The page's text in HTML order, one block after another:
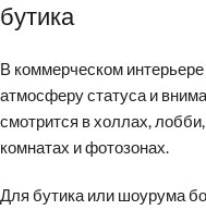
бутика
В коммерческом
атмосферу статуса и
смотрится в холлах,
комнатах и фотозонах.
Для бутика или шоурума